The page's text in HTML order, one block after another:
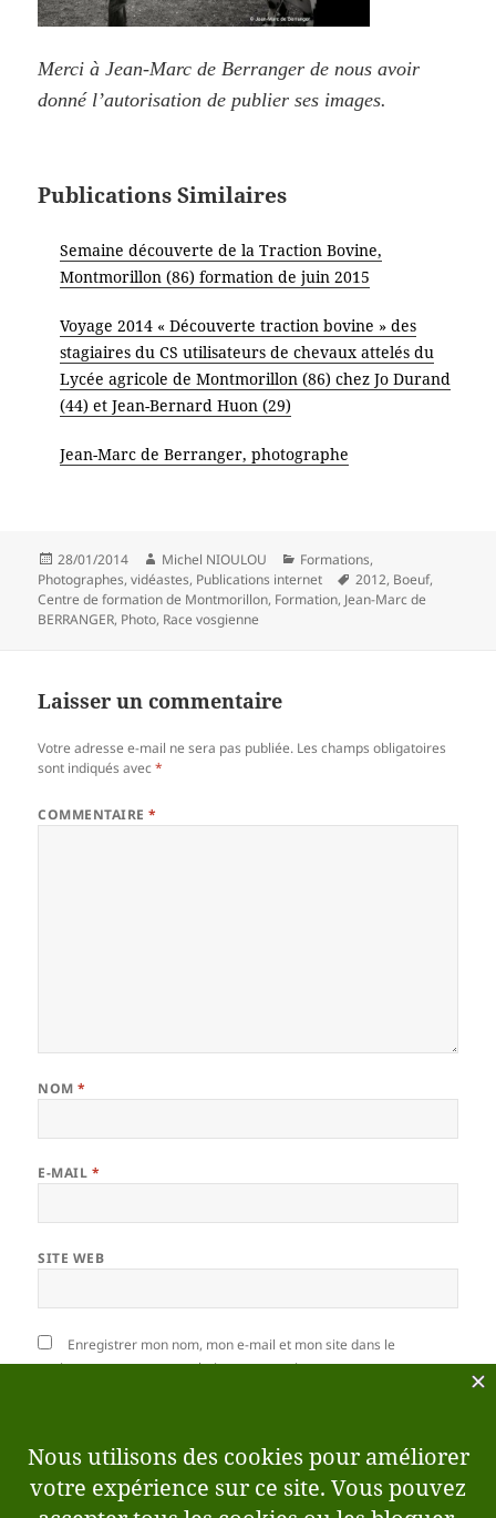
Merci à Jean-Marc de Berranger de nous avoir
donné l’autorisation de publier ses images.
Publications Similaires
Semaine découverte de la Traction Bovine,
Montmorillon (86) formation de juin 2015
Voyage 2014 « Découverte traction bovine » des
stagiaires du CS utilisateurs de chevaux attelés du
Lycée agricole de Montmorillon (86) chez Jo Durand
(44) et Jean-Bernard Huon (29)
Jean-Marc de Berranger, photographe
Publié
le
28/01/2014 Auteur
Michel NIOULOU Catégories
Formations,
Photographes, vidéastes, Publications internet
Mots-
clés
2012, Boeuf,
Centre de formation de Montmorillon, Formation, Jean-Marc de
BERRANGER, Photo, Race vosgienne
Laisser un commentaire
Votre adresse e-mail ne sera pas publiée. Les champs obligatoires
sont indiqués avec*
COMMENTAIRE*
NOM*
E-MAIL *
SITE WEB
Enregistrer mon nom, mon e-mail et mon site dans le
navigateur pour mon prochain commentaire.
Ce site utilise Akismet pour réduire les indésirables.
En savoir plus sur la façon dont les données de vos
commentaires sont traitées.